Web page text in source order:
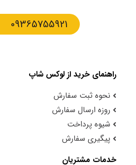
09365755921
راهنمای خرید از لوکس شاپ
نحوه ثبت سفارش
روزه ارسال سفارش
شیوه پرداخت
پیگیری سفارش
خدمات مشتریان